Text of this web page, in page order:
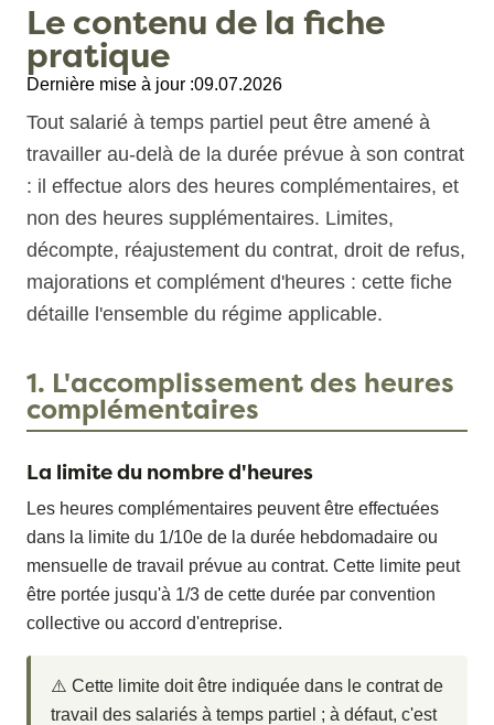
Le contenu de la fiche
pratique
Dernière mise à jour :09.07.2026
Tout salarié à temps partiel peut être amené à
travailler au-delà de la durée prévue à son contrat
: il effectue alors des heures complémentaires, et
non des heures supplémentaires. Limites,
décompte, réajustement du contrat, droit de refus,
majorations et complément d'heures : cette fiche
détaille l'ensemble du régime applicable.
1. L'accomplissement des heures
complémentaires
La limite du nombre d'heures
Les heures complémentaires peuvent être effectuées
dans la limite du 1/10e de la durée hebdomadaire ou
mensuelle de travail prévue au contrat. Cette limite peut
être portée jusqu'à 1/3 de cette durée par convention
collective ou accord d'entreprise.
⚠️ Cette limite doit être indiquée dans le contrat de
travail des salariés à temps partiel ; à défaut, c'est